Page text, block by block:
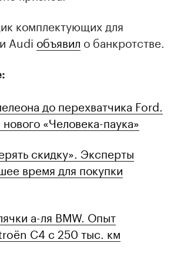
комплектующих для
Audi объявил о банкротстве.
до перехватчика Ford.
«Человека-паука»
скидку». Эксперты
время для покупки
а-ля BMW. Опыт
C4 с 250 тыс. км